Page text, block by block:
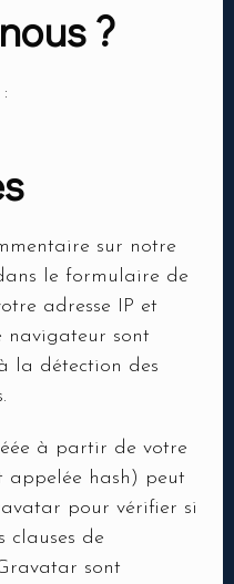
?
sur notre
le formulaire de
adresse IP et
navigateur sont
la détection des
à partir de votre
appelée hash) peut
pour vérifier si
clauses de
sont